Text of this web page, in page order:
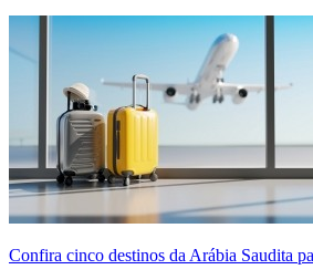
Confira cinco destinos da Arábia Saudita